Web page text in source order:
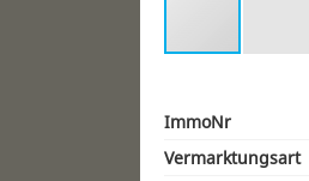
ImmoNr
Vermarktungsart